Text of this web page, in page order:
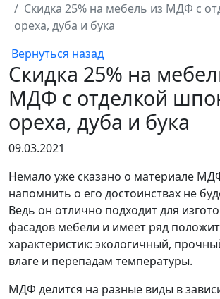
Скидка 25% на мебель из МДФ с
ореха, дуба и бука
Вернуться назад
Скидка 25% на
МДФ с отделкой
ореха, дуба и бука
09.03.2021
Немало уже сказано о материале
напомнить о его достоинствах не
Ведь он отлично подходит для
фасадов мебели и имеет ряд
характеристик: экологичный,
влаге и перепадам температуры.
МДФ делится на разные виды в